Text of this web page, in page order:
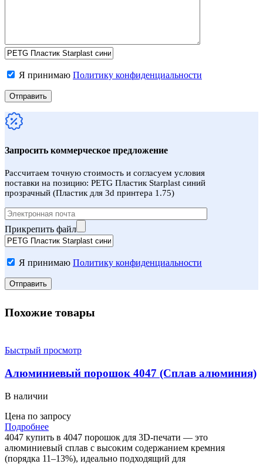
Я принимаю Политику конфиденциальности
Запросить коммерческое предложение
Рассчитаем точную стоимость и согласуем условия
поставки на позицию: PETG Пластик Starplast синий
прозрачный (Пластик для 3d принтера 1.75)
Прикрепить файл
Я принимаю Политику конфиденциальности
Похожие товары
Быстрый просмотр
Алюминиевый порошок 4047 (Сплав алюминия)
В наличии
Цена по запросу
Подробнее
4047 купить в 4047 порошок для 3D-печати — это
алюминиевый сплав с высоким содержанием кремния
(порядка 11–13%), идеально подходящий для